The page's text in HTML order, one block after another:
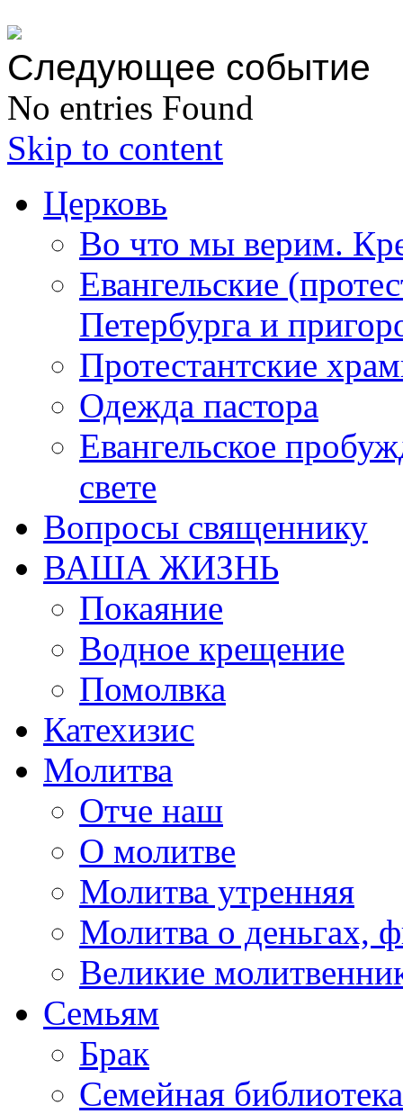
Следующее событие
No entries Found
Skip to content
Церковь
Во что мы верим.
Евангельские
Петербурга и
Протестантские
Одежда пастора
Евангельское
свете
Вопросы священнику
ВАША ЖИЗНЬ
Покаяние
Водное крещение
Помолвка
Катехизис
Молитва
Отче наш
О молитве
Молитва утренняя
Молитва о деньгах,
Великие
Семьям
Брак
Семейная библиотека